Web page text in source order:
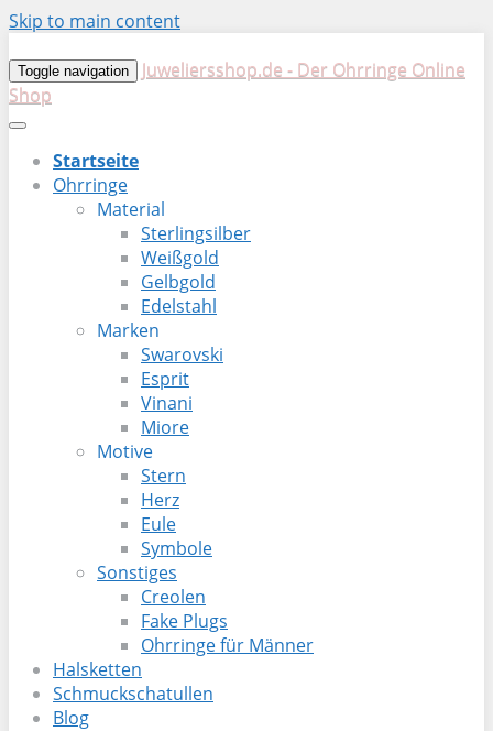
Skip to main content
Toggle navigation
Juweliersshop.de - Der Ohrringe Online
Shop
Startseite
Ohrringe
Material
Sterlingsilber
Weißgold
Gelbgold
Edelstahl
Marken
Swarovski
Esprit
Vinani
Miore
Motive
Stern
Herz
Eule
Symbole
Sonstiges
Creolen
Fake Plugs
Ohrringe für Männer
Halsketten
Schmuckschatullen
Blog